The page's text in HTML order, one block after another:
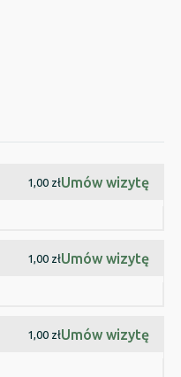
1,00 złUmów wizytę
1,00 złUmów wizytę
1,00 złUmów wizytę